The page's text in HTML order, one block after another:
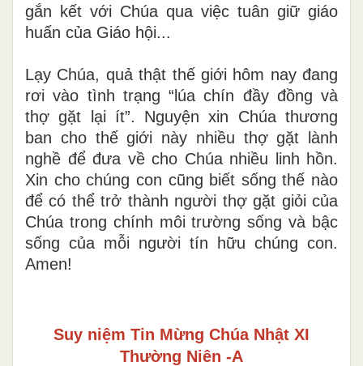
gắn kết với Chúa qua việc tuân giữ giáo
huấn của Giáo hội...
Lạy Chúa, quả thật thế giới hôm nay đang
rơi vào tình trạng “lúa chín đầy đồng và
thợ gặt lại ít”. Nguyện xin Chúa thương
ban cho thế giới này nhiều thợ gặt lành
nghề để đưa về cho Chúa nhiều linh hồn.
Xin cho chúng con cũng biết sống thế nào
để có thể trở thành người thợ gặt giỏi của
Chúa trong chính môi trường sống và bậc
sống của mỗi người tín hữu chúng con.
Amen!
Suy niệm Tin Mừng Chúa Nhật XI
Thường Niên -A